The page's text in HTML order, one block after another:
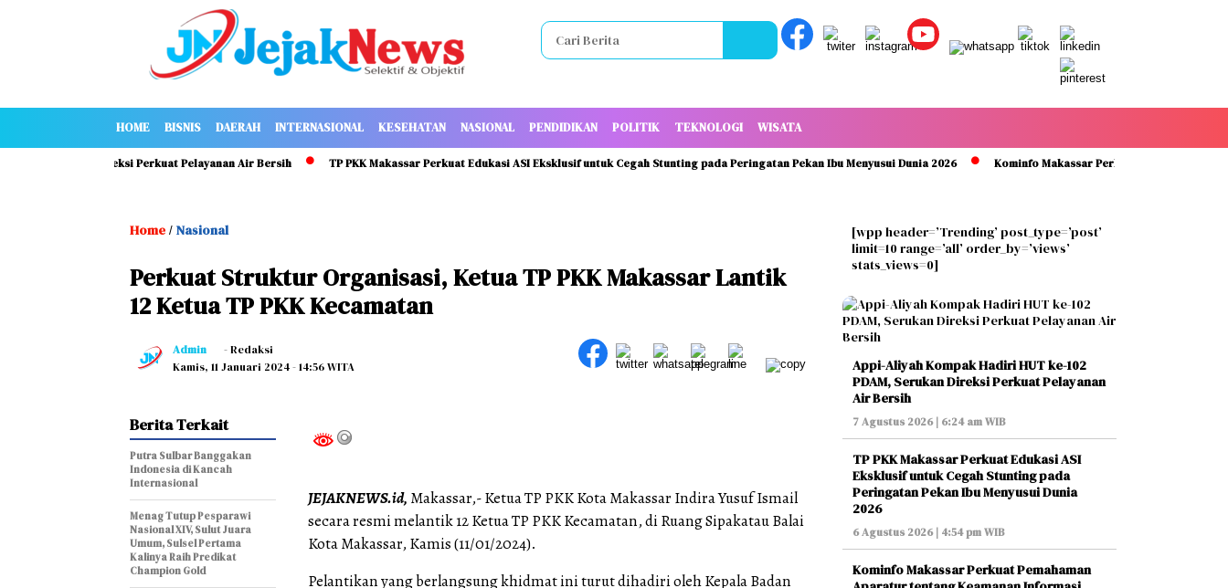
HOME BISNIS DAERAH INTERNASIONAL KESEHATAN NASIONAL PENDIDIKAN POLITIK TEKNOLOGI WISATA
Serukan Direksi Perkuat Pelayanan Air Bersih TP PKK Makassar Perkuat Edukasi ASI Eksklusif untuk Cegah Stunting pada Peringatan Pekan Ibu Menyusui Dunia 2026 Kominfo Makassar Perkuat Pemahaman Aparatur
Home / Nasional
Perkuat Struktur Organisasi, Ketua TP PKK Makassar Lantik
12 Ketua TP PKK Kecamatan
Admin
- Redaksi
Kamis, 11 Januari 2024- 14:56 WITA
JEJAKNEWS.id, Makassar,- Ketua TP PKK Kota Makassar Indira Yusuf Ismail
secara resmi melantik 12 Ketua TP PKK Kecamatan, di Ruang Sipakatau Balai
Kota Makassar, Kamis (11/01/2024).
Pelantikan yang berlangsung khidmat ini turut dihadiri oleh Kepala Badan
Berita Terkait
Putra Sulbar Banggakan
Indonesia di Kancah
Internasional
Menag Tutup Pesparawi
Nasional XIV, Sulut Juara
Umum, Sulsel Pertama
Kalinya Raih Predikat
Champion Gold
[wpp header=’Trending’ post_type=’post’
limit=10 range=’all’ order_by=’views’
stats_views=0]
Appi-Aliyah Kompak Hadiri HUT ke-102
PDAM, Serukan Direksi Perkuat Pelayanan
Air Bersih
7 Agustus 2026 | 6:24 am WIB
TP PKK Makassar Perkuat Edukasi ASI
Eksklusif untuk Cegah Stunting pada
Peringatan Pekan Ibu Menyusui Dunia
2026
6 Agustus 2026 | 4:54 pm WIB
Kominfo Makassar Perkuat Pemahaman